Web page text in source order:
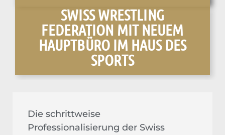
SWISS WRESTLING
FEDERATION MIT NEUEM
HAUPTBÜRO IM HAUS DES
SPORTS
Die schrittweise
Professionalisierung der Swiss